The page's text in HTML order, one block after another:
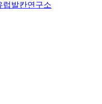
럽발칸연구소